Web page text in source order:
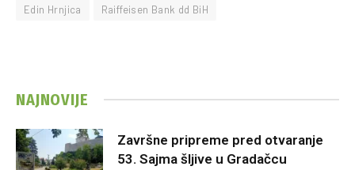
Edin Hrnjica Raiffeisen Bank dd BiH
NAJNOVIJE
Završne pripreme pred otvaranje
53. Sajma šljive u Gradačcu